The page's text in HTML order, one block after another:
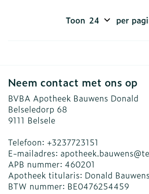
Toon per
Neem contact met ons op
BVBA Apotheek Bauwens Donald
Belseledorp 68
9111 Belsele
Telefoon: +3237723151
E-mailadres: apotheek.bauwens@
APB nummer: 460201
Apotheek titularis: Donald Bauwens
BTW nummer: BE0476254459